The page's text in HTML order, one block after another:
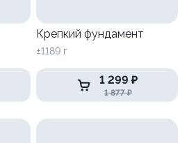
Крепкий фундамент
±1189 г
1 299 ₽
1 877 ₽